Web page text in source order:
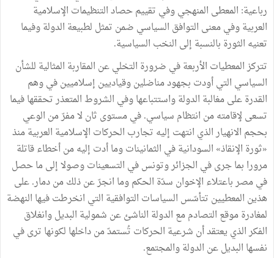
رباعية: المعطى المنهجي وفي تقييم حصاد التنظيمات الإسلامية
العربية وفي معنى التوافق السياسي ضمن تمثل لطبيعة الدولة وفيما
تعنيه الثورة بالنسبة إلى النخب السياسية.
تتركز المعطيات الأربعة في ضرورة التخلي عن المقاربة المثالية للشأن
السياسي التي أودت بجهود مناضلين وقياديين إسلاميين في وهم
القدرة على مغالبة الدولة واستتباعها وفي الشروط المتعذر تحققها فيما
تسعى لإقامته من انتظام سياسي. في مستوى ثان لا مفرّ من الوعي
بحجم الانهيار الذي انتهت إليه تجارب الحركات الإسلامية العربية منذ
«ثورة الإنقاذ» السودانية في الثمانينات وما أدت إليه من أخطاء قاتلة
مرورا بما جرى في الجزائر وتونس في التسعينات وصولا إلى ما حصل
في مصر باعتلاء الإخوان سدّة الحكم وما انجرّ عن ذلك من دمار. على
هذين المعطيين تتأسّس السياسات التوافقية التي انخرطت فيها النهضة
لمغادرة موقع التصادم مع الدولة الناشئ عن شمولية البديل وانغلاق
الفكر الذي يعتقد أن شرعية الحركات تُستمدّ من داخلها لكونها ترى في
نفسها البديل عن الدولة والمجتمع.